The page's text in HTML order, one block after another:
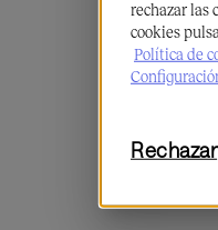
rechazar las
cookies
Política de
Rechazar